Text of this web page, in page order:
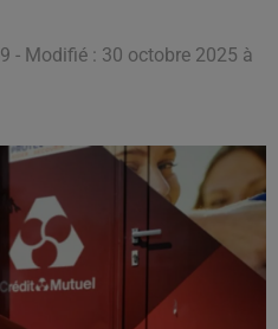
- Modifié : 30 octobre 2025 à